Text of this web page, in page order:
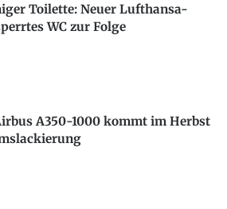
Toilette: Neuer Lufthansa-
WC zur Folge
A350-1000 kommt im Herbst